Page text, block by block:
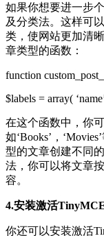
如果你想要进一步
及分类法。这样可
类，使网站更加清
章类型的函数：
function
$labels = array(
在这个函数中，你
如‘Books’，
型的文章创建不同
法，你可以将文章
容。
4.安装激活
你还可以安装激活